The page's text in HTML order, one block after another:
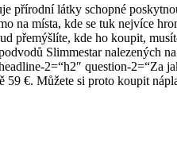
přírodní látky schopné
na místa, kde se tuk nejvíce
přemýšlíte, kde ho koupit,
Slimmestar nalezených
2=“h2″ question-2=“Za
€. Můžete si proto koupit